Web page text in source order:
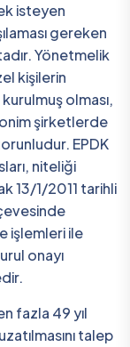
isteyen
gereken
Yönetmelik
kişilerin
olması,
şirketlerde
EPDK
niteliği
13/1/2011 tarihli
işlemleri ile
onayı
fazla 49 yıl
talep